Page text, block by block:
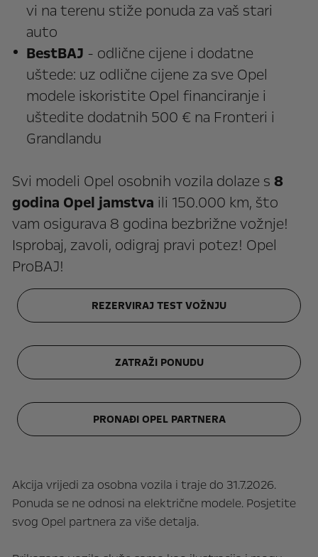
vi na terenu stiže ponuda za vaš stari
auto
BestBAJ - odlične cijene i dodatne
uštede: uz odlične cijene za sve Opel
modele iskoristite Opel financiranje i
uštedite dodatnih 500 € na Fronteri i
Grandlandu
Svi modeli Opel osobnih vozila dolaze s 8
godina Opel jamstva ili 150.000 km, što
vam osigurava 8 godina bezbrižne vožnje!
Isprobaj, zavoli, odigraj pravi potez! Opel
ProBAJ!
REZERVIRAJ TEST VOŽNJU
ZATRAŽI PONUDU
PRONAĐI OPEL PARTNERA
Akcija vrijedi za osobna vozila i traje do 31.7.2026.
Ponuda se ne odnosi na električne modele. Posjetite
svog Opel partnera za više detalja.